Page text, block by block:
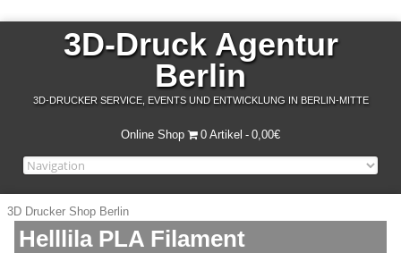
3D-Druck Agentur
Berlin
3D-DRUCKER SERVICE, EVENTS UND ENTWICKLUNG IN BERLIN-MITTE
Online Shop 0 Artikel 0,00€
3D Drucker Shop Berlin
Helllila PLA Filament